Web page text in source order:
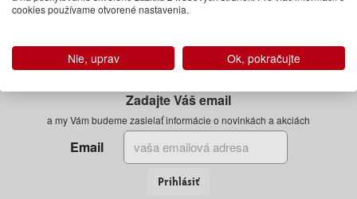
Na
Zadajte Váš email
a my Vám budeme zasielať informácie o novinkách a akciách
Email
Prihlásiť
cookies používame otvorené nastavenia.
Nie, uprav Ok, pokračujte